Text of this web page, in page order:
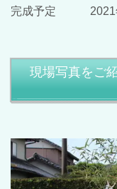
完成予定 2021
現場写真をご